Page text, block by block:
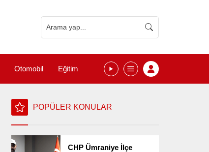
Otomobil Eğitim
POPÜLER KONULAR
CHP Ümraniye İlçe